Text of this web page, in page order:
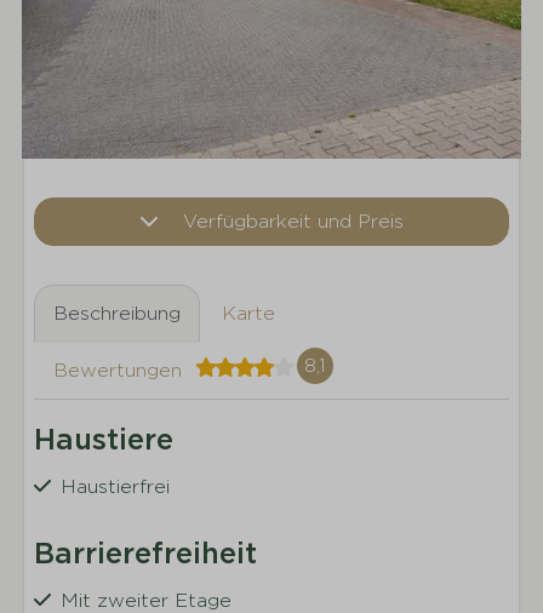
Verfügbarkeit und Preis
Beschreibung Karte
Bewertungen 8,1
Haustiere
Haustierfrei
Barrierefreiheit
Mit zweiter Etage